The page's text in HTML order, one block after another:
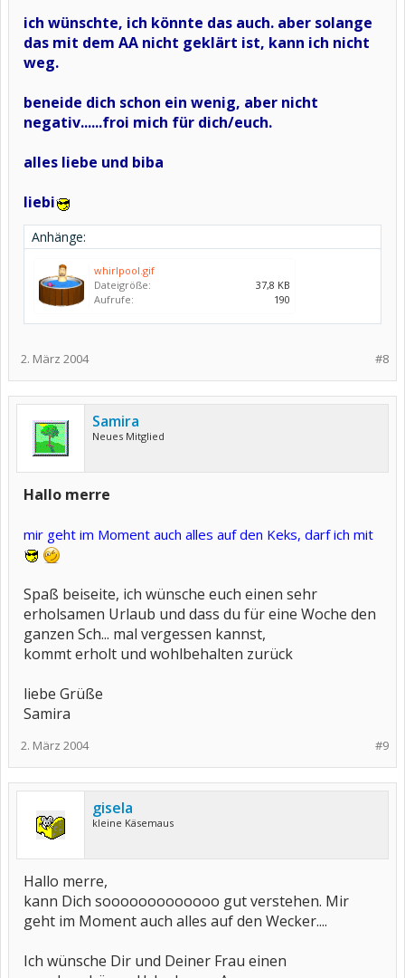
ich wünschte, ich könnte das auch. aber solange
das mit dem AA nicht geklärt ist, kann ich nicht
weg.
beneide dich schon ein wenig, aber nicht
negativ......froi mich für dich/euch.
alles liebe und biba
liebi
Anhänge:
whirlpool.gif
Dateigröße:
37,8 KB
Aufrufe:
190
#8
2. März 2004
Samira
Neues Mitglied
Hallo merre
mir geht im Moment auch alles auf den Keks, darf ich mit
Spaß beiseite, ich wünsche euch einen sehr
erholsamen Urlaub und dass du für eine Woche den
ganzen Sch... mal vergessen kannst,
kommt erholt und wohlbehalten zurück
liebe Grüße
Samira
#9
2. März 2004
gisela
kleine Käsemaus
Hallo merre,
kann Dich sooooooooooooo gut verstehen. Mir
geht im Moment auch alles auf den Wecker....
Ich wünsche Dir und Deiner Frau einen